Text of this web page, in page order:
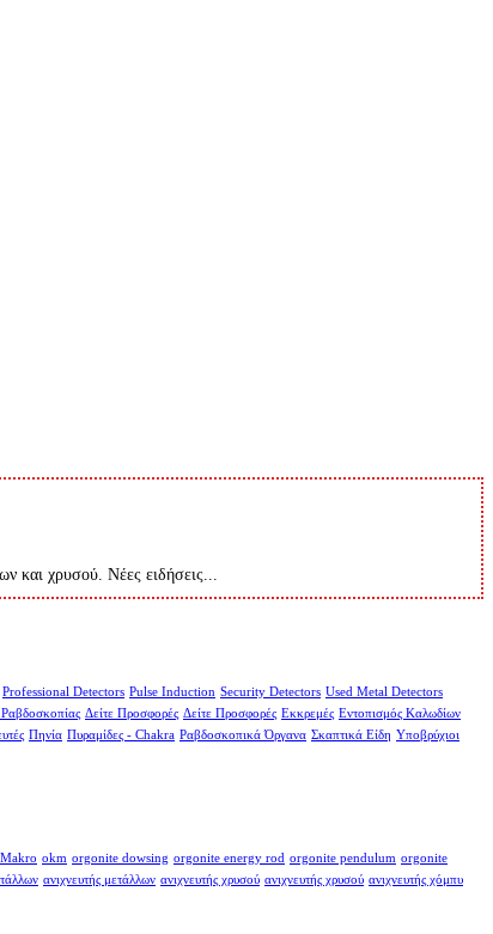
και χρυσού. Νέες ειδήσεις...
Professional Detectors Pulse Induction Security Detectors Used Metal Detectors
Ραβδοσκοπίας Δείτε Προσφορές Δείτε Προσφορές Εκκρεμές Εντοπισμός Καλωδίων
Πηνία Πυραμίδες - Chakra Ραβδοσκοπικά Όργανα Σκαπτικά Είδη Υποβρύχιοι
okm orgonite dowsing orgonite energy rod orgonite pendulum orgonite
ανιχνευτής μετάλλων ανιχνευτής χρυσού ανιχνευτής χρυσού ανιχνευτής χόμπυ